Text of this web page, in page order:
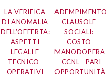
LA VERIFICA
DI ANOMALIA
DELL’OFFERTA:
ASPETTI
LEGALI E
TECNICO-
OPERATIVI
ADEMPIMENTO
CLAUSOLE
SOCIALI:
COSTO
MANODOPERA
- CCNL - PARI
OPPORTUNITÀ